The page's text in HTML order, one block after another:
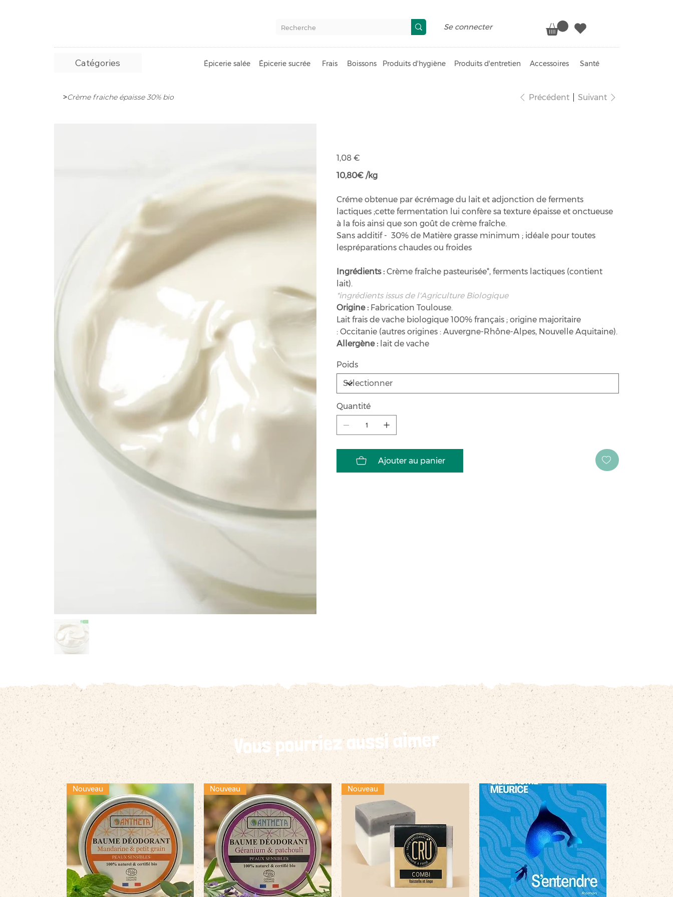
Catégories Épicerie salée Épicerie sucrée Frais Boissons Produits d'hygiène Produits d'entretien Accessoires Santé
Se connecter
>Crème fraiche épaisse 30% bio Précédent Suivant
Prix
1,08 €
10,80€ /kg
Créme obtenue par écrémage du lait et adjonction de ferments
lactiques ;cette fermentation lui confère sa texture épaisse et onctueuse
à la fois ainsi que son goût de crème fraîche.
Sans additif - 30% de Matière grasse minimum ; idéale pour toutes
lespréparations chaudes ou froides
Ingrédients : Crème fraîche pasteurisée*, ferments lactiques (contient
lait).
*ingrédients issus de l'Agriculture Biologique
Origine : Fabrication Toulouse.
Lait frais de vache biologique 100% français ; origine majoritaire
: Occitanie (autres origines : Auvergne-Rhône-Alpes, Nouvelle Aquitaine).
Allergène : lait de vache
Poids
Quantité
Ajouter au panier
Vous pourriez aussi aimer
Nouveau Nouveau Nouveau